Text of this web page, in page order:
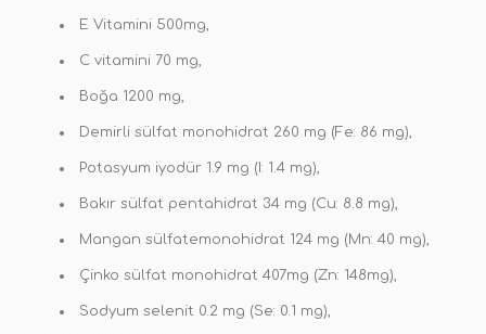
E Vitamini 500mg,
C vitamini 70 mg,
Boğa 1200 mg,
Demirli sülfat monohidrat 260 mg (Fe: 86 mg),
Potasyum iyodür 1.9 mg (I: 1.4 mg),
Bakır sülfat pentahidrat 34 mg (Cu: 8.8 mg),
Mangan sülfatemonohidrat 124 mg (Mn: 40 mg),
Çinko sülfat monohidrat 407mg (Zn: 148mg),
Sodyum selenit 0.2 mg (Se: 0.1 mg),